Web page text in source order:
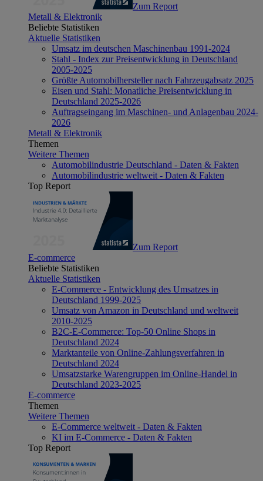
Zum Report
Metall & Elektronik
Beliebte Statistiken
Aktuelle Statistiken
Umsatz im deutschen Maschinenbau 1991-2024
Stahl - Index zur Preisentwicklung in Deutschland
2005-2025
Größte Automobilhersteller nach Fahrzeugabsatz 2025
Eisen und Stahl: Monatliche Preisentwicklung in
Deutschland 2025-2026
Auftragseingang im Maschinen- und Anlagenbau 2024-
2026
Metall & Elektronik
Themen
Weitere Themen
Automobilindustrie Deutschland - Daten & Fakten
Automobilindustrie weltweit - Daten & Fakten
Top Report
Zum Report
E-commerce
Beliebte Statistiken
Aktuelle Statistiken
E-Commerce - Entwicklung des Umsatzes in
Deutschland 1999-2025
Umsatz von Amazon in Deutschland und weltweit
2010-2025
B2C-E-Commerce: Top-50 Online Shops in
Deutschland 2024
Marktanteile von Online-Zahlungsverfahren in
Deutschland 2024
Umsatzstarke Warengruppen im Online-Handel in
Deutschland 2023-2025
E-commerce
Themen
Weitere Themen
E-Commerce weltweit - Daten & Fakten
KI im E-Commerce - Daten & Fakten
Top Report